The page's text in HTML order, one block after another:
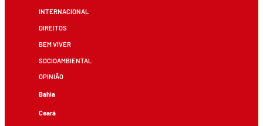
INTERNACIONAL
DIREITOS
BEM VIVER
SOCIOAMBIENTAL
OPINIÃO
Bahia
Ceará